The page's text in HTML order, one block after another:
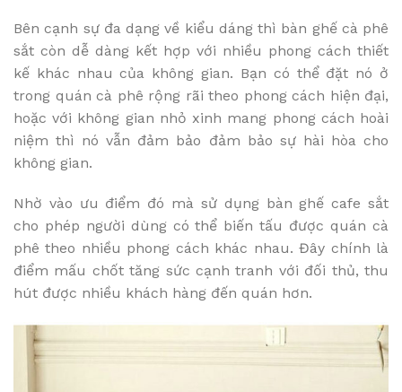
Bên cạnh sự đa dạng về kiểu dáng thì bàn ghế cà phê
sắt còn dễ dàng kết hợp với nhiều phong cách thiết
kế khác nhau của không gian. Bạn có thể đặt nó ở
trong quán cà phê rộng rãi theo phong cách hiện đại,
hoặc với không gian nhỏ xinh mang phong cách hoài
niệm thì nó vẫn đảm bảo đảm bảo sự hài hòa cho
không gian.
Nhờ vào ưu điểm đó mà sử dụng bàn ghế cafe sắt
cho phép người dùng có thể biến tấu được quán cà
phê theo nhiều phong cách khác nhau. Đây chính là
điểm mấu chốt tăng sức cạnh tranh với đối thủ, thu
hút được nhiều khách hàng đến quán hơn.